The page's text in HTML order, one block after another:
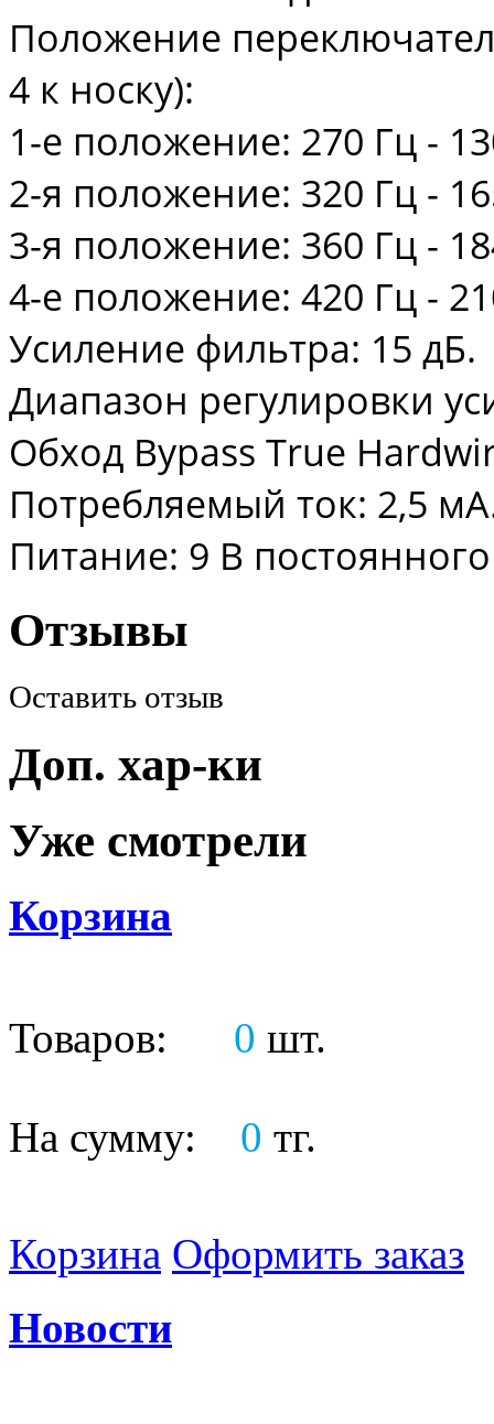
Положение
4 к носку):
1-е положение: 270 Гц -
2-я положение: 320 Гц -
3-я положение: 360 Гц -
4-е положение: 420 Гц -
Усиление фильтра: 15 дБ.
Диапазон регулировки
Обход Bypass True
Потребляемый ток: 2,5
Питание: 9 В
Отзывы
Оставить отзыв
Доп. хар-ки
Уже смотрели
Корзина
Товаров: 0 шт.
На сумму: 0 тг.
Корзина Оформить заказ
Новости